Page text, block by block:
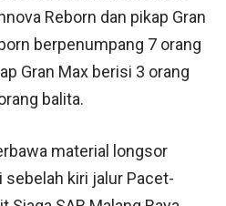
Reborn dan pikap Gran
berpenumpang 7 orang
Gran Max berisi 3 orang
balita.
material longsor
kiri jalur Pacet-